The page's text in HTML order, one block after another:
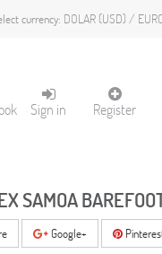
currency: DOLAR (USD)
Sign in Register
SAMOA
Google+